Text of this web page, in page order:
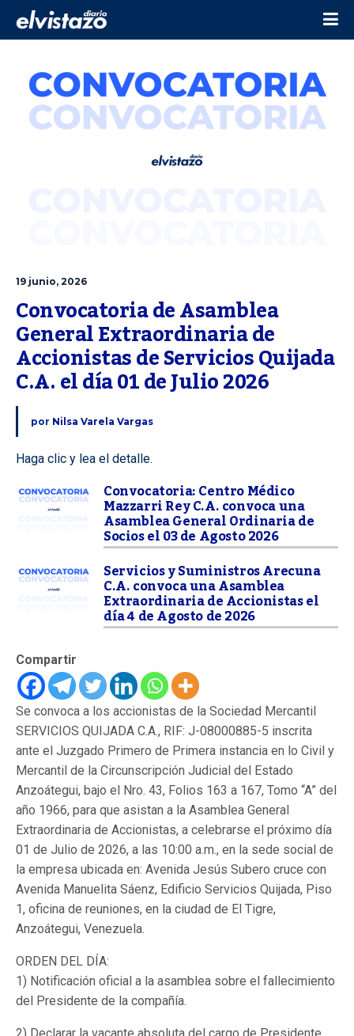
19 junio, 2026
Convocatoria de Asamblea
General Extraordinaria de
Accionistas de Servicios Quijada
C.A. el día 01 de Julio 2026
por Nilsa Varela Vargas
Haga clic y lea el detalle.
Convocatoria: Centro Médico
Mazzarri Rey C.A. convoca una
Asamblea General Ordinaria de
Socios el 03 de Agosto 2026
Servicios y Suministros Arecuna
C.A. convoca una Asamblea
Extraordinaria de Accionistas el
día 4 de Agosto de 2026
Compartir
Se convoca a los accionistas de la Sociedad Mercantil
SERVICIOS QUIJADA C.A., RIF: J-08000885-5 inscrita
ante el Juzgado Primero de Primera instancia en lo Civil y
Mercantil de la Circunscripción Judicial del Estado
Anzoátegui, bajo el Nro. 43, Folios 163 a 167, Tomo “A” del
año 1966, para que asistan a la Asamblea General
Extraordinaria de Accionistas, a celebrarse el próximo día
01 de Julio de 2026, a las 10:00 a.m., en la sede social de
la empresa ubicada en: Avenida Jesús Subero cruce con
Avenida Manuelita Sáenz, Edificio Servicios Quijada, Piso
1, oficina de reuniones, en la ciudad de El Tigre,
Anzoátegui, Venezuela.
ORDEN DEL DÍA:
1) Notificación oficial a la asamblea sobre el fallecimiento
del Presidente de la compañía.